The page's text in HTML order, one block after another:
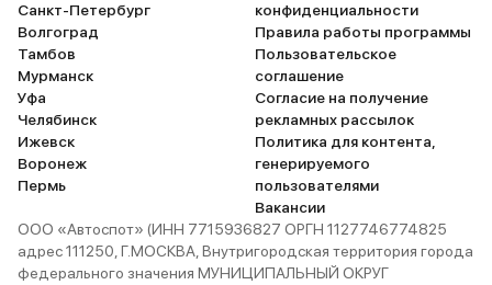
Санкт-Петербург
Волгоград
Тамбов
Мурманск
Уфа
Челябинск
Ижевск
Воронеж
Пермь
конфиденциальности
Правила работы программы
Пользовательское
соглашение
Согласие на получение
рекламных рассылок
Политика для контента,
генерируемого
пользователями
Вакансии
ООО «Автоспот» (ИНН 7715936827 ОРГН 1127746774825
адрес 111250, Г.МОСКВА, Внутригородская территория города
федерального значения МУНИЦИПАЛЬНЫЙ ОКРУГ